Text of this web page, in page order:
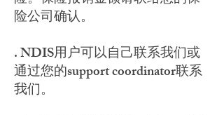
险公司确认。
. NDIS用户可以自己联系我们或
通过您的support coordinator联系
我们。